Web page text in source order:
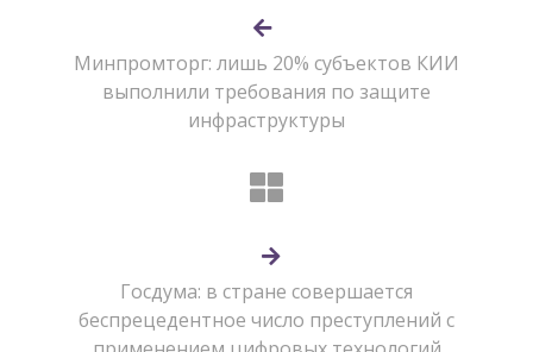
Минпромторг: лишь 20% субъектов КИИ
выполнили требования по защите
инфраструктуры
Госдума: в стране совершается
беспрецедентное число преступлений с